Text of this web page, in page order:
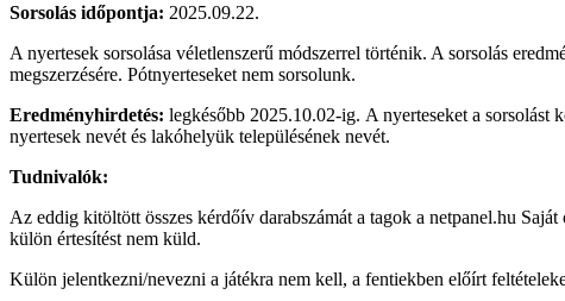
Sorsolás időpontja: 2025.09.22.
A nyertesek sorsolása véletlenszerű módszerrel történik. A sorsolás
megszerzésére. Pótnyerteseket nem sorsolunk.
Eredményhirdetés: legkésőbb 2025.10.02-ig. A nyerteseket a sorsolást
nyertesek nevét és lakóhelyük településének nevét.
Tudnivalók:
Az eddig kitöltött összes kérdőív darabszámát a tagok a netpanel.hu
külön értesítést nem küld.
Külön jelentkezni/nevezni a játékra nem kell, a fentiekben előírt